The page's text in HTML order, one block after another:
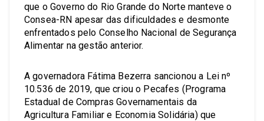
que o Governo do Rio Grande do Norte manteve o
Consea-RN apesar das dificuldades e desmonte
enfrentados pelo Conselho Nacional de Segurança
Alimentar na gestão anterior.
A governadora Fátima Bezerra sancionou a Lei nº
10.536 de 2019, que criou o Pecafes (Programa
Estadual de Compras Governamentais da
Agricultura Familiar e Economia Solidária) que